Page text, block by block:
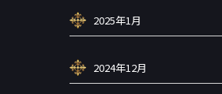
2025年1月
2024年12月